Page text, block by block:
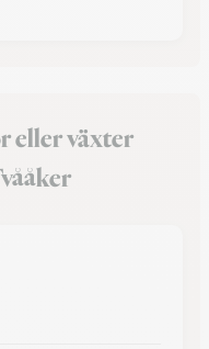
eller växter